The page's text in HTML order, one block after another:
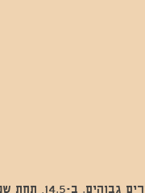
מסיבת יום